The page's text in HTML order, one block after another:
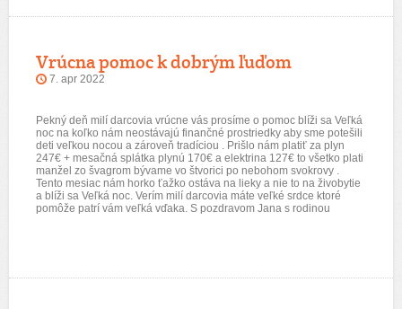
Vrúcna pomoc k dobrým ľuďom
7. apr 2022
Pekný deň milí darcovia vrúcne vás prosíme o pomoc blíži sa Veľká
noc na koľko nám neostávajú finančné prostriedky aby sme potešili
deti veľkou nocou a zároveň tradíciou . Prišlo nám platiť za plyn
247€ + mesačná splátka plynú 170€ a elektrina 127€ to všetko plati
manžel zo švagrom bývame vo štvorici po nebohom svokrovy .
Tento mesiac nám horko ťažko ostáva na lieky a nie to na živobytie
a blíži sa Veľká noc. Verím milí darcovia máte veľké srdce ktoré
pomôže patrí vám veľká vďaka. S pozdravom Jana s rodinou